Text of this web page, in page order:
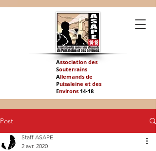
Association des
Souterrains
Allemands de
Puisaleine et des
Environs 14-18
Post
Staff ASAPE
2 avr. 2020